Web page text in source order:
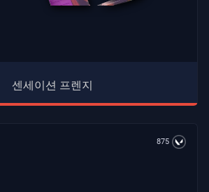
센세이션 프렌지
875